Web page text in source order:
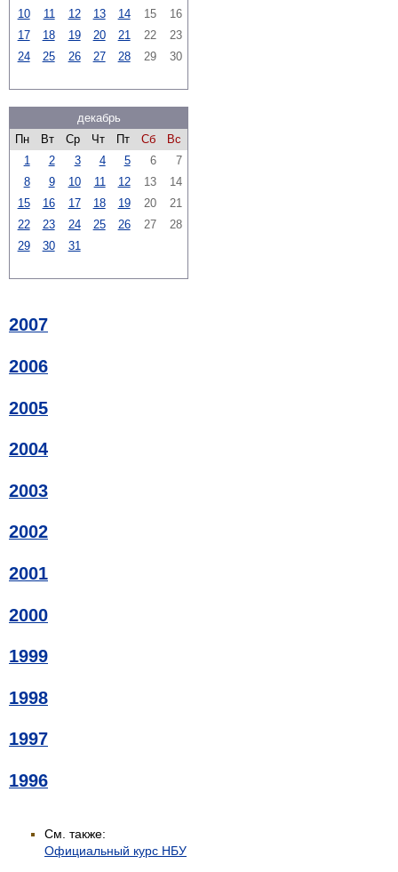
10
11 12 13 14 15
16
17
18 19 20 21 22
23
24
25 26 27 28 29 30
декабрь
Пн
Вт Ср Чт Пт Сб
Вс
1
2 3 4 5 6
7
8
9 10 11 12 13
14
15
16 17 18 19 20
21
22
23 24 25 26 27
28
29
30 31
2007
2006
2005
2004
2003
2002
2001
2000
1999
1998
1997
1996
См. также:
Официальный курс НБУ